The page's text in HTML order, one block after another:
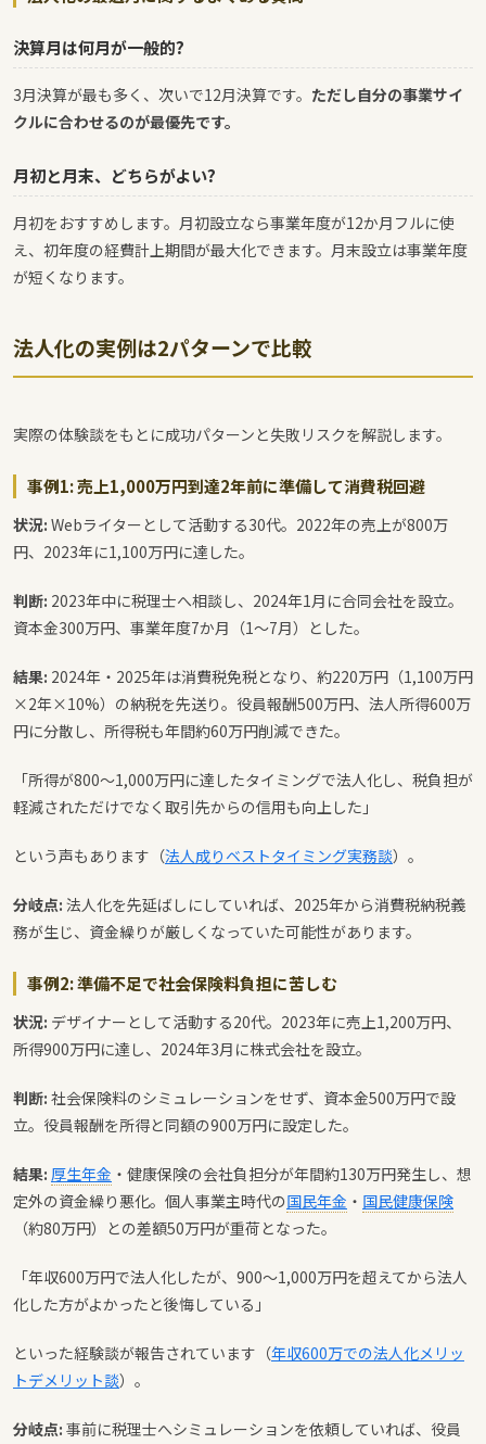
決算月は何月が一般的?
3月決算が最も多く、次いで12月決算です。 ただし自分の事業サイ
クルに合わせるのが最優先です。
月初と月末、どちらがよい?
月初をおすすめします。月初設立なら事業年度が12か月フルに使
え、初年度の経費計上期間が最大化できます。月末設立は事業年度
が短くなります。
法人化の実例は2パターンで比較
実際の体験談をもとに成功パターンと失敗リスクを解説します。
事例1: 売上1,000万円到達2年前に準備して消費税回避
状況: Webライターとして活動する30代。2022年の売上が800万
円、2023年に1,100万円に達した。
判断: 2023年中に税理士へ相談し、2024年1月に合同会社を設立。
資本金300万円、事業年度7か月（1〜7月）とした。
結果: 2024年・2025年は消費税免税となり、約220万円（1,100万円
×2年×10%）の納税を先送り。役員報酬500万円、法人所得600万
円に分散し、所得税も年間約60万円削減できた。
「所得が800〜1,000万円に達したタイミングで法人化し、税負担が
軽減されただけでなく取引先からの信用も向上した」
という声もあります（法人成りベストタイミング実務談）。
分岐点: 法人化を先延ばしにしていれば、2025年から消費税納税義
務が生じ、資金繰りが厳しくなっていた可能性があります。
事例2: 準備不足で社会保険料負担に苦しむ
状況: デザイナーとして活動する20代。2023年に売上1,200万円、
所得900万円に達し、2024年3月に株式会社を設立。
判断: 社会保険料のシミュレーションをせず、資本金500万円で設
立。役員報酬を所得と同額の900万円に設定した。
結果: 厚生年金 ・健康保険の会社負担分が年間約130万円発生し、想
定外の資金繰り悪化。個人事業主時代の国民年金 ・ 国民健康保険
（約80万円）との差額50万円が重荷となった。
「年収600万円で法人化したが、900〜1,000万円を超えてから法人
化した方がよかったと後悔している」
といった経験談が報告されています（年収600万での法人化メリッ
トデメリット談）。
分岐点: 事前に税理士へシミュレーションを依頼していれば、役員